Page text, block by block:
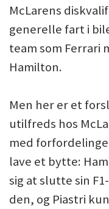
McLarens
generelle fart i
team som Ferrari
Hamilton.
Men her er et
utilfreds hos
med
lave et bytte:
sig at slutte sin
den, og Piastri